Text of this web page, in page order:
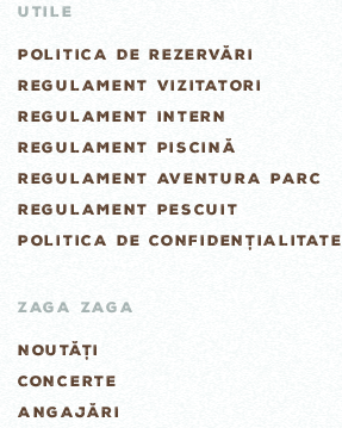
UTILE
POLITICA DE REZERVĂRI
REGULAMENT VIZITATORI
REGULAMENT INTERN
REGULAMENT PISCINĂ
REGULAMENT AVENTURA PARC
REGULAMENT PESCUIT
POLITICA DE CONFIDENȚIALITATE
ZAGA ZAGA
NOUTĂȚI
CONCERTE
ANGAJĂRI